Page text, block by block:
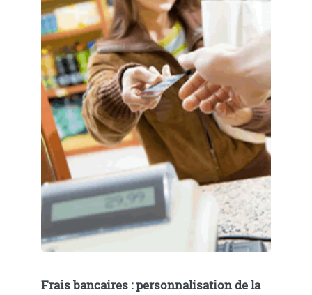
Frais bancaires : personnalisation de la